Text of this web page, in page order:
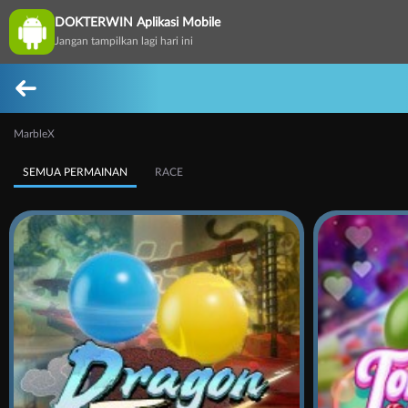
DOKTERWIN Aplikasi Mobile
Jangan tampilkan lagi hari ini
MarbleX
SEMUA PERMAINAN RACE